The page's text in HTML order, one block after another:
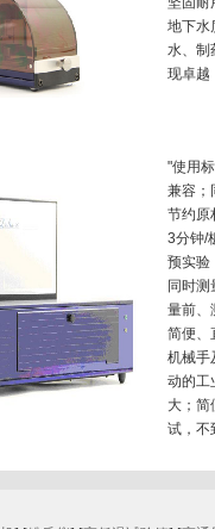
地下水
水
现卓越
"使用
兼容
节约原
3分钟/
预实验
同时测
量前
简便
机械手
动的工
大
试